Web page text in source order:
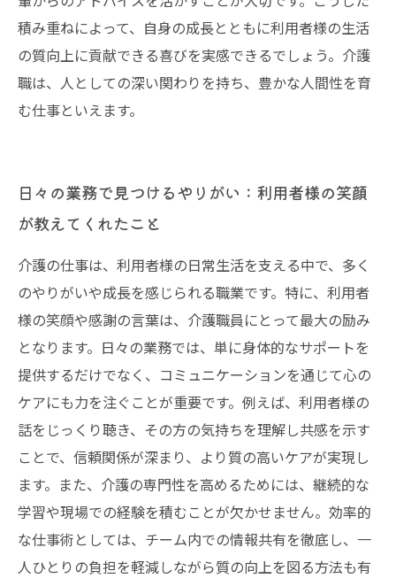
積み重ねによって、自身の成長とともに利用者様の生活
の質向上に貢献できる喜びを実感できるでしょう。介護
職は、人としての深い関わりを持ち、豊かな人間性を育
む仕事といえます。
日々の業務で見つけるやりがい：利用者様の笑顔
が教えてくれたこと
介護の仕事は、利用者様の日常生活を支える中で、多く
のやりがいや成長を感じられる職業です。特に、利用者
様の笑顔や感謝の言葉は、介護職員にとって最大の励み
となります。日々の業務では、単に身体的なサポートを
提供するだけでなく、コミュニケーションを通じて心の
ケアにも力を注ぐことが重要です。例えば、利用者様の
話をじっくり聴き、その方の気持ちを理解し共感を示す
ことで、信頼関係が深まり、より質の高いケアが実現し
ます。また、介護の専門性を高めるためには、継続的な
学習や現場での経験を積むことが欠かせません。効率的
な仕事術としては、チーム内での情報共有を徹底し、一
人ひとりの負担を軽減しながら質の向上を図る方法も有